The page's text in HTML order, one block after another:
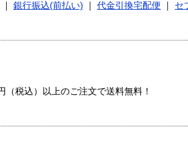
銀行振込(前払い) 代金引換宅配便
セ
税込）以上のご注文で送料無料！